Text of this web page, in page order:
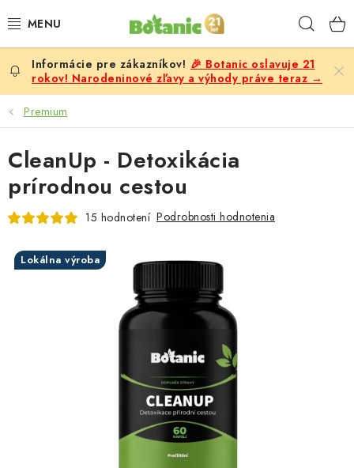
na
PREMIUM
DOPLNKY STRAVY
CIELE
POTRAVINY A NÁPOJE
ZLOŽKY
🎉 Botanic oslavuje 21
rokov! Narodeninové zľavy a výhody práve teraz →
Premium
CleanUp - Detoxikácia
prírodnou cestou
15 hodnotení Podrobnosti hodnotenia
Lokálna výroba